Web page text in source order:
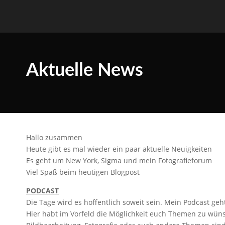
Aktuelle News
Hallo zusammen
Heute gibt es mal wieder ein paar aktuelle Neuigkeiten
Es geht um New York, Sigma und mein Fotografieforum
Viel Spaß beim heutigen Blogpost
PODCAST
Die Tage wird es hoffentlich soweit sein. Mein Podcast
Hier habt im Vorfeld die Möglichkeit euch Themen zu